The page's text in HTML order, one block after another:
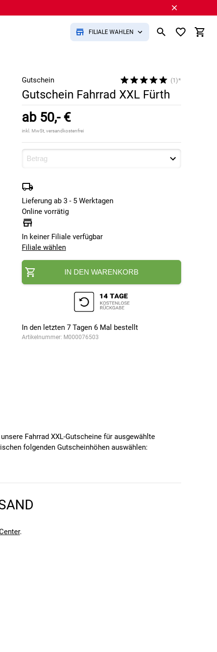
FILIALE WÄHLEN
Gutschein (1)*
Gutschein Fahrrad XXL Fürth
ab 50,- €
inkl. MwSt,versandkostenfrei
Lieferung ab 3 - 5 Werktagen
Online vorrätig
In keiner Filiale verfügbar
Filiale wählen
IN DEN WARENKORB
In den letzten 7 Tagen 6 Mal bestellt
Artikelnummer: M000076503
Fahrrad XXL-Gutscheine für ausgewählte
folgenden Gutscheinhöhen auswählen:
.